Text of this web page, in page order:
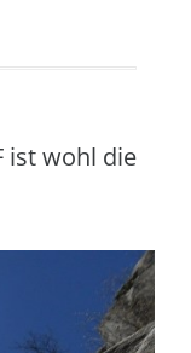
ist wohl die